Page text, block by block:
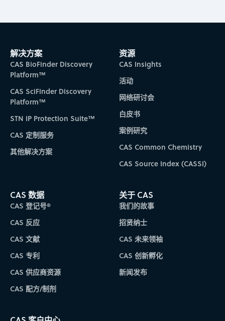
解决方案
CAS BioFinder Discovery
Platform™
CAS SciFinder Discovery
Platform™
STN IP Protection Suite™
CAS 定制服务
其他解决方案
资源
CAS Insights
活动
网络研讨会
白皮书
案例研究
CAS Common Chemistry
CAS Source Index (CASSI)
CAS 数据
CAS 登记号®
CAS 反应
CAS 文献
CAS 专利
CAS 供应商资源
CAS 配方/制剂
关于 CAS
我们的故事
招贤纳士
CAS 未来领袖
CAS 创新孵化
新闻发布